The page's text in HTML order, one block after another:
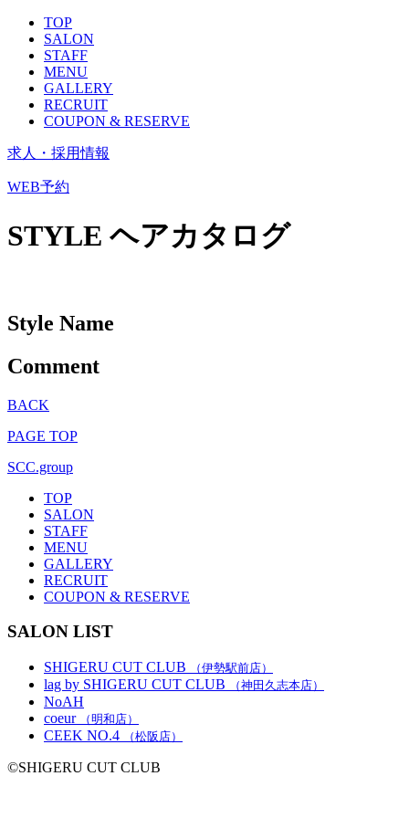
TOP
SALON
STAFF
MENU
GALLERY
RECRUIT
COUPON & RESERVE
求人・採用情報
WEB予約
STYLE ヘアカタログ
Style Name
Comment
BACK
PAGE TOP
SCC.group
TOP
SALON
STAFF
MENU
GALLERY
RECRUIT
COUPON & RESERVE
SALON LIST
SHIGERU CUT CLUB （伊勢駅前店）
lag by SHIGERU CUT CLUB （神田久志本店）
NoAH
coeur
（明和店）
CEEK NO.4 （松阪店）
©SHIGERU CUT CLUB